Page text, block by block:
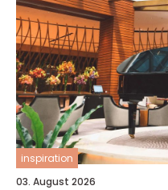
inspiration
03. August 2026